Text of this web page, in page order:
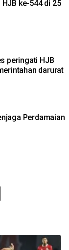
ke-544 di 25
peringati HJB
darurat
Perdamaian